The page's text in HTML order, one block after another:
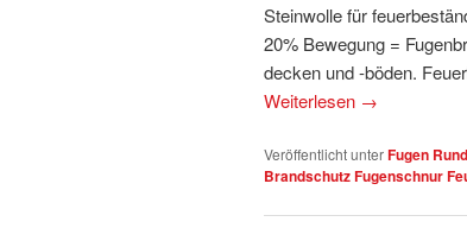
Steinwolle für
20% Bewegung =
decken und -böden.
Weiterlesen →
Veröffentlicht unterFugen
Brandschutz Fugenschnur